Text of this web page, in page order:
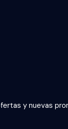
y nuevas